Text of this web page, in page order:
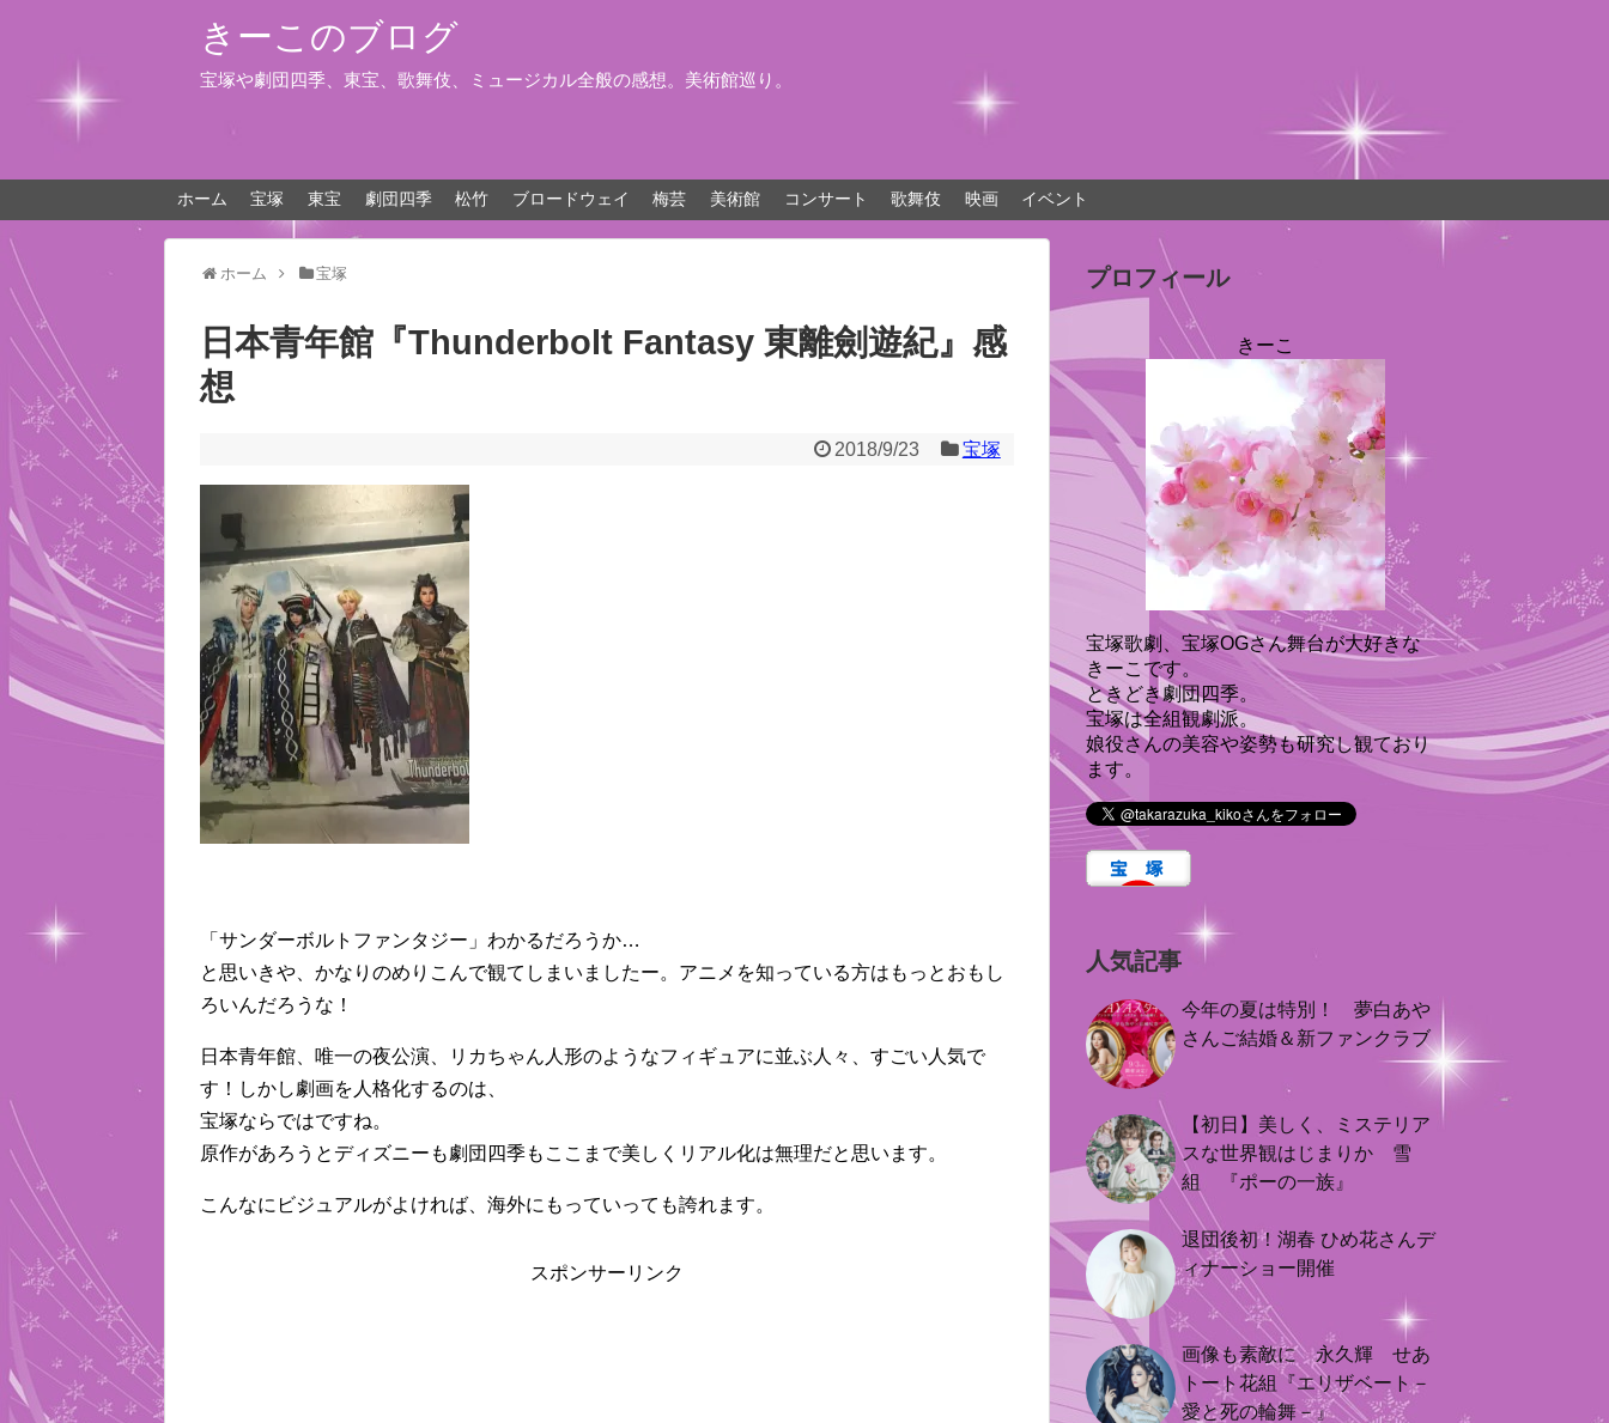
きーこのブログ
宝塚や劇団四季、東宝、歌舞伎、ミュージカル全般の感想。美術館巡り。
ホーム 宝塚 東宝 劇団四季 松竹 ブロードウェイ 梅芸 美術館 コンサート 歌舞伎 映画 イベント
ホーム 宝塚
日本青年館『Thunderbolt Fantasy 東離劍遊紀』感
想
2018/9/23 宝塚
「サンダーボルトファンタジー」わかるだろうか…
と思いきや、かなりのめりこんで観てしまいましたー。アニメを知っている方はもっとおもし
ろいんだろうな！
日本青年館、唯一の夜公演、リカちゃん人形のようなフィギュアに並ぶ人々、すごい人気で
す！しかし劇画を人格化するのは、
宝塚ならではですね。
原作があろうとディズニーも劇団四季もここまで美しくリアル化は無理だと思います。
こんなにビジュアルがよければ、海外にもっていっても誇れます。
スポンサーリンク
プロフィール
きーこ
宝塚歌劇、宝塚OGさん舞台が大好きな
きーこです。
ときどき劇団四季。
宝塚は全組観劇派。
娘役さんの美容や姿勢も研究し観ており
ます。
人気記事
今年の夏は特別！ 夢白あや
さんご結婚＆新ファンクラブ
【初日】美しく、ミステリア
スな世界観はじまりか 雪
組 『ポーの一族』
退団後初！湖春 ひめ花さんデ
ィナーショー開催
画像も素敵に 永久輝 せあ
トート花組『エリザベート－
愛と死の輪舞－』